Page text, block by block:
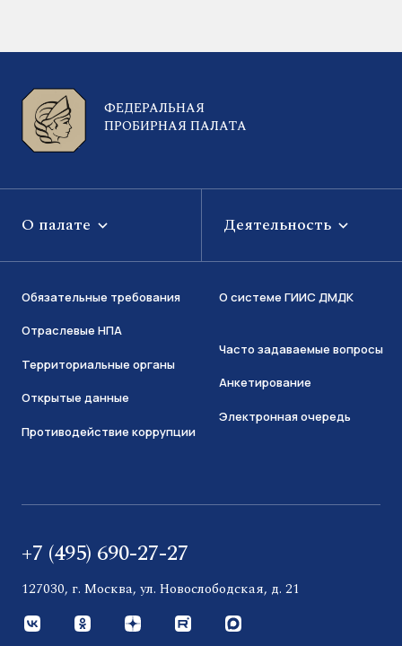
ФЕДЕРАЛЬНАЯ
ПРОБИРНАЯ ПАЛАТА
О палате Деятельность
Обязательные требования
Отраслевые НПА
Территориальные органы
Открытые данные
Противодействие коррупции
О системе ГИИС ДМДК
Часто задаваемые вопросы
Анкетирование
Электронная очередь
+7 (495) 690-27-27
127030, г. Москва, ул. Новослободская, д. 21